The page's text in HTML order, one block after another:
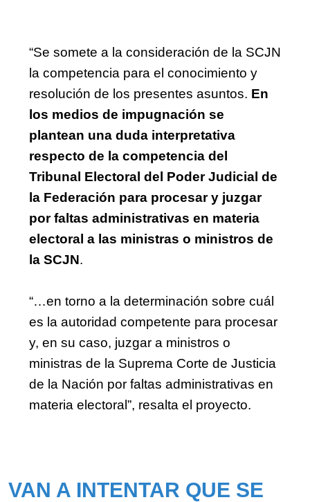
“Se somete a la consideración de la SCJN
la competencia para el conocimiento y
resolución de los presentes asuntos. En
los medios de impugnación se
plantean una duda interpretativa
respecto de la competencia del
Tribunal Electoral del Poder Judicial de
la Federación para procesar y juzgar
por faltas administrativas en materia
electoral a las ministras o ministros de
la SCJN.
“…en torno a la determinación sobre cuál
es la autoridad competente para procesar
y, en su caso, juzgar a ministros o
ministras de la Suprema Corte de Justicia
de la Nación por faltas administrativas en
materia electoral”, resalta el proyecto.
VAN A INTENTAR QUE SE